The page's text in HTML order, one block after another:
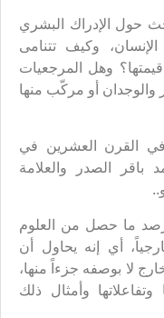
حول الإدراك البشري
وكيف تتنامى
وهل المرجعيات
والوجدان أو مركّب منها
في القرن العشرين في
باقر الصدر والعلامة
ما حصل من العلوم
أي إنه يحاول أن
لا بوصفه جزءاً منها،
وأمثال ذلك